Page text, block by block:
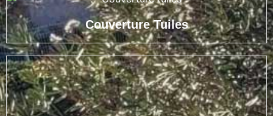
Couverture Tuiles